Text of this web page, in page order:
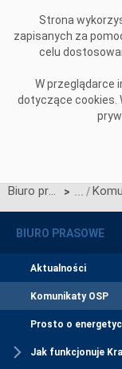
Strona
zapisanych za
celu
W przeglądarce
dotyczące cookies.
Biuro prasowe >
BIURO PRASOWE
Aktualności
Komunikaty OSP
Prosto o
Jak funkcjonuje